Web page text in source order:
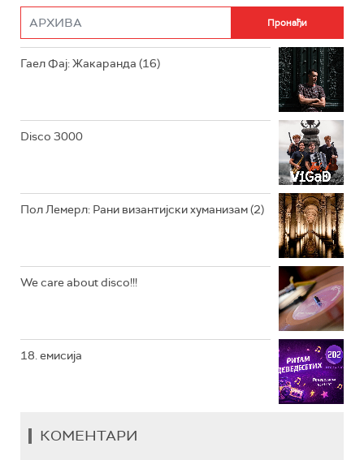
РАДИО РОКЕНРОЛЕР
РАДИО ЏЕЗЕР
Гаел Фај: Жакаранда (16)
Disco 3000
Пол Лемерл: Рани византијски хуманизам (2)
We care about disco!!!
18. емисија
КОМЕНТАРИ